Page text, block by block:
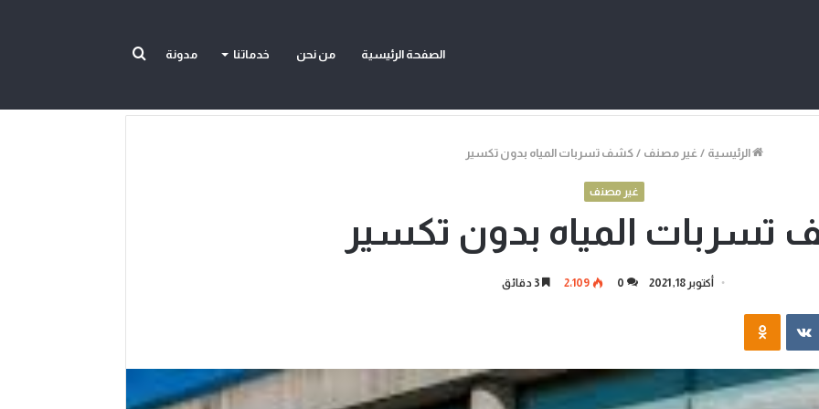
الصفحة الرئيسية من نحن خدماتنا مدونة
الرئيسية / غير مصنف / كشف تسربات المياه بدون تكسير
غير مصنف
المياه بدون تكسير
أكتوبر 18, 2021 0 2٬109
‏VKontakte